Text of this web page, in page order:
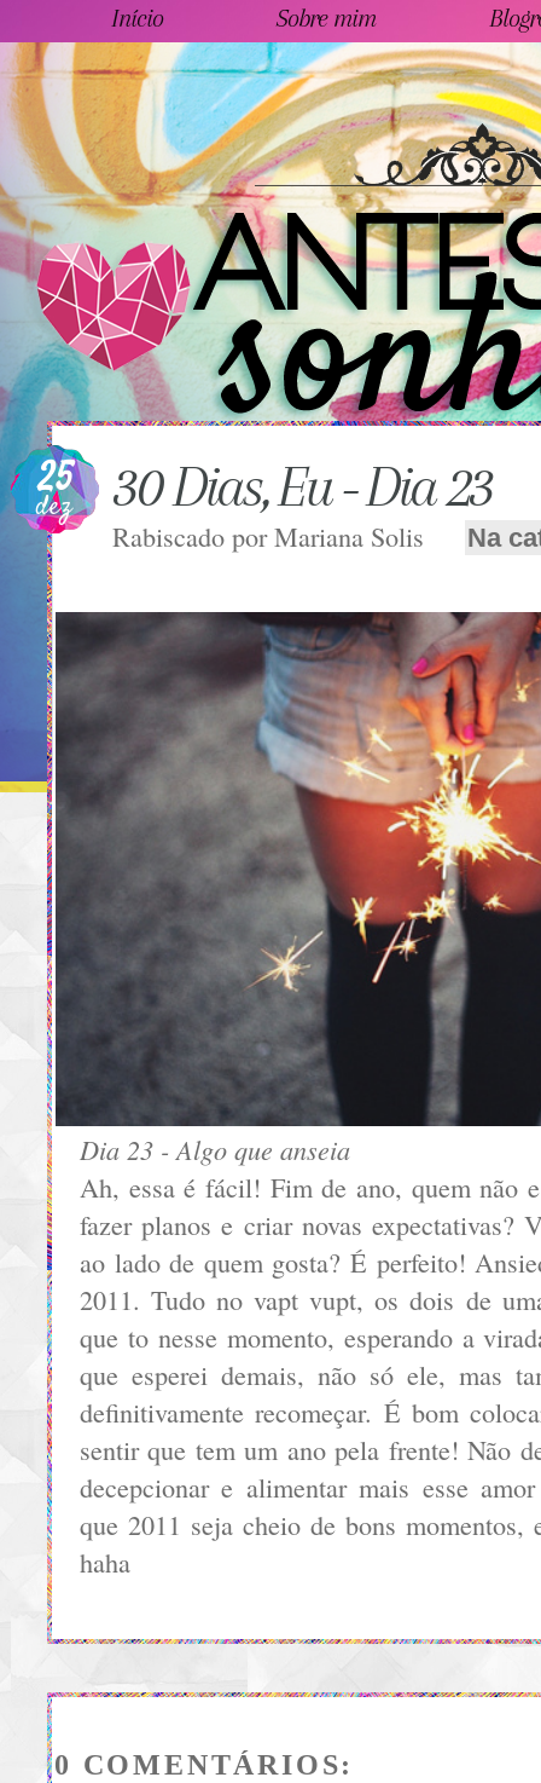
Início Sobre mim
25
dez 30 Dias, Eu - Dia 23
Rabiscado porMariana Solis Na
Dia 23 - Algo que anseia
Ah, essa é fácil! Fim de ano, quem não
fazer planos e criar novas expectativas?
ao lado de quem gosta? É perfeito!
2011. Tudo no vapt vupt, os dois de
que to nesse momento, esperando a
que esperei demais, não só ele, mas
definitivamente recomeçar. É bom
sentir que tem um ano pela frente! Não
decepcionar e alimentar mais esse
que 2011 seja cheio de bons
haha
0 COMENTÁRIOS: